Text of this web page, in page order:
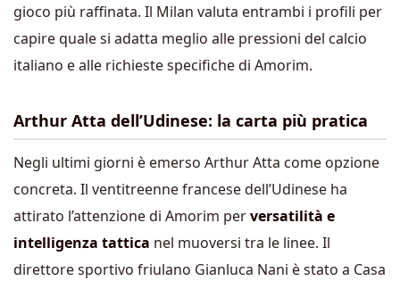
gioco più raffinata. Il Milan valuta entrambi i profili per
capire quale si adatta meglio alle pressioni del calcio
italiano e alle richieste specifiche di Amorim.
Arthur Atta dell’Udinese: la carta più pratica
Negli ultimi giorni è emerso Arthur Atta come opzione
concreta. Il ventitreenne francese dell’Udinese ha
attirato l’attenzione di Amorim perversatilità e
intelligenza tattica nel muoversi tra le linee. Il
direttore sportivo friulano Gianluca Nani è stato a Casa